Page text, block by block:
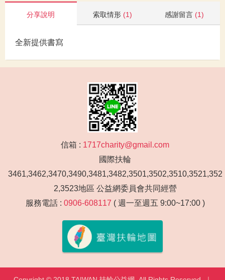
分享說明 索取情形 (1) 感謝留言 (1)
全新提供書寫
信箱 : 1717charity@gmail.com
國際扶輪
3461,3462,3470,3490,3481,3482,3501,3502,3510,3521,352
2,3523地區 公益網委員會共同經營
服務電話 : 0906-608117 ( 週一至週五 9:00~17:00 )